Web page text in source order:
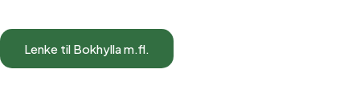
Lenke til Bokhylla m.fl.